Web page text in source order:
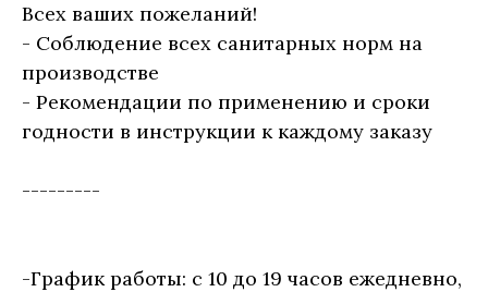
Всех ваших пожеланий!
- Соблюдение всех санитарных норм на
производстве
- Рекомендации по применению и сроки
годности в инструкции к каждому заказу
---------
-График работы: с 10 до 19 часов ежедневно,